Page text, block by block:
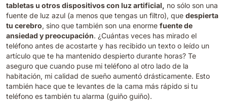
tabletas u otros dispositivos con luz artificial, no sólo son una
fuente de luz azul (a menos que tengas un filtro), que despierta
tu cerebro, sino que también son una enorme fuente de
ansiedad y preocupación. ¿Cuántas veces has mirado el
teléfono antes de acostarte y has recibido un texto o leído un
artículo que te ha mantenido despierto durante horas? Te
aseguro que cuando puse mi teléfono al otro lado de la
habitación, mi calidad de sueño aumentó drásticamente. Esto
también hace que te levantes de la cama más rápido si tu
teléfono es también tu alarma (guiño guiño).